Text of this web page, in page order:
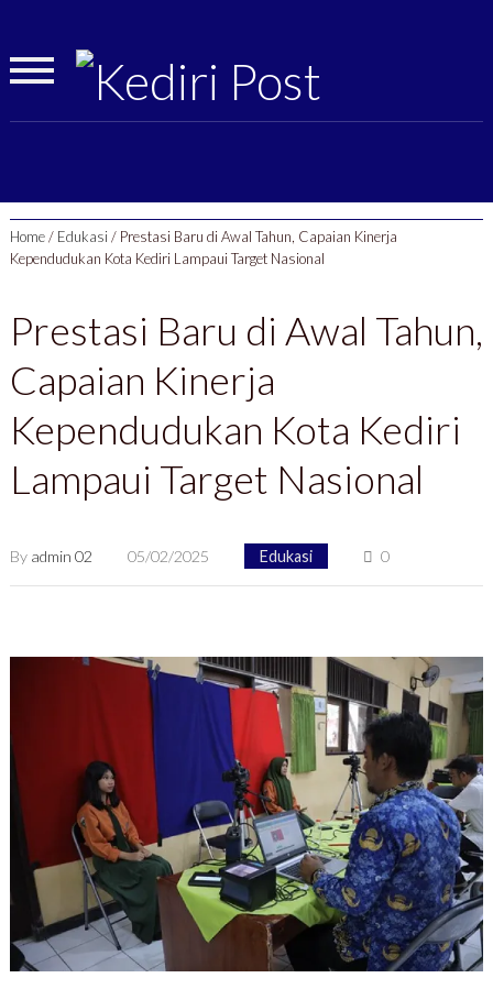
Home/ Edukasi / Prestasi Baru di Awal Tahun, Capaian Kinerja
Kependudukan Kota Kediri Lampaui Target Nasional
Prestasi Baru di Awal Tahun,
Capaian Kinerja
Kependudukan Kota Kediri
Lampaui Target Nasional
By admin 02 05/02/2025 Edukasi 0